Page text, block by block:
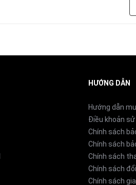
HƯỚNG DẪN
Hướng dẫn
Điều khoản sử
Chính sách
Chính sách
Chính sách
Chính sách
Chính sách